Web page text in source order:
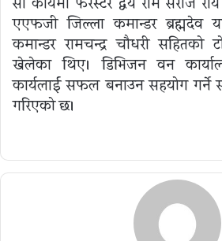
एएफजी जिल्ला कमान्डर ब्रह्मदेव
कमान्डर रामचन्द्र चौधरी सहितको
खेलेका थिए। डिभिजन वन
कार्यलाई सफल बनाउन सहयोग गर्ने
गरिएको छ।